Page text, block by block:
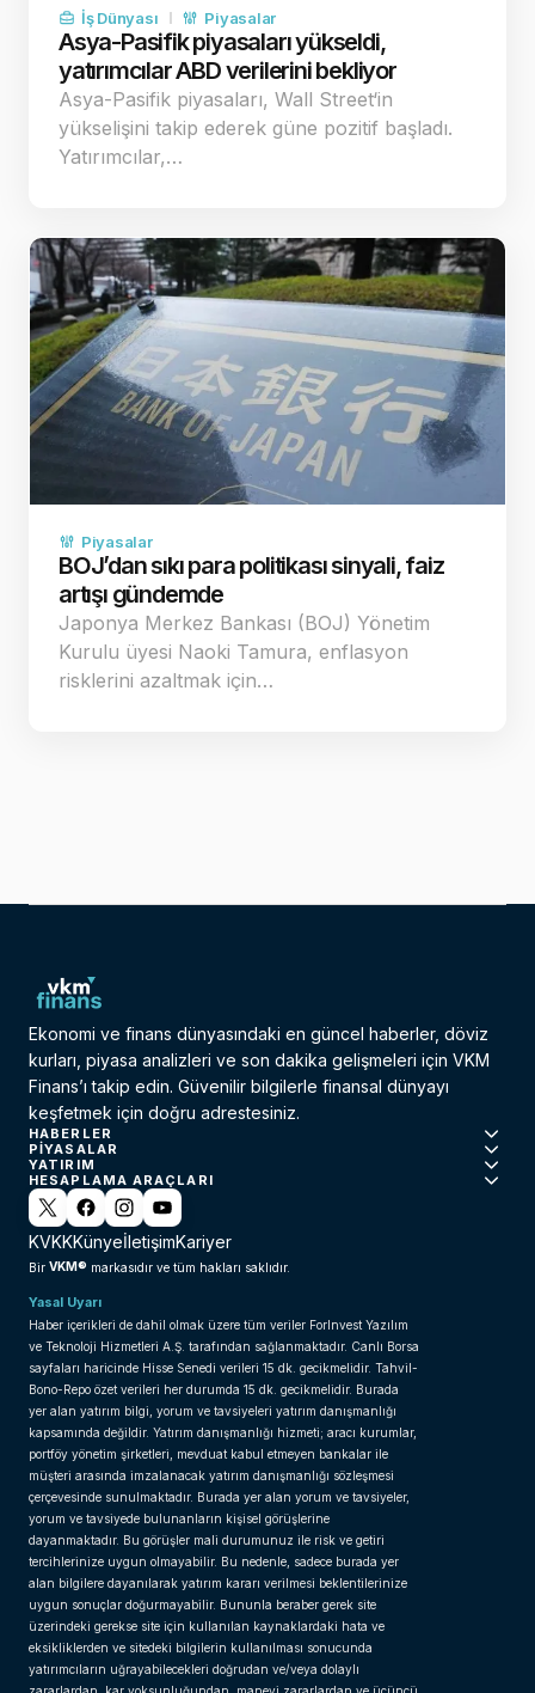
İş Dünyası Piyasalar
Asya-Pasifik piyasaları yükseldi,
yatırımcılar ABD verilerini bekliyor
Asya-Pasifik piyasaları, Wall Street‘in
yükselişini takip ederek güne pozitif başladı.
Yatırımcılar,…
Piyasalar
BOJ’dan sıkı para politikası sinyali, faiz
artışı gündemde
Japonya Merkez Bankası (BOJ) Yönetim
Kurulu üyesi Naoki Tamura, enflasyon
risklerini azaltmak için…
Ekonomi ve finans dünyasındaki en güncel haberler, döviz
kurları, piyasa analizleri ve son dakika gelişmeleri için VKM
Finans’ı takip edin. Güvenilir bilgilerle finansal dünyayı
keşfetmek için doğru adrestesiniz.
HABERLER
PIYASALAR
YATIRIM
HESAPLAMA ARAÇLARI
KVKKKünyeİletişimKariyer
Bir VKM® markasıdır ve tüm hakları saklıdır.
Yasal Uyarı
Haber içerikleri de dahil olmak üzere tüm veriler ForInvest Yazılım
ve Teknoloji Hizmetleri A.Ş. tarafından sağlanmaktadır. Canlı Borsa
sayfaları haricinde Hisse Senedi verileri 15 dk. gecikmelidir. Tahvil-
Bono-Repo özet verileri her durumda 15 dk. gecikmelidir. Burada
yer alan yatırım bilgi, yorum ve tavsiyeleri yatırım danışmanlığı
kapsamında değildir. Yatırım danışmanlığı hizmeti; aracı kurumlar,
portföy yönetim şirketleri, mevduat kabul etmeyen bankalar ile
müşteri arasında imzalanacak yatırım danışmanlığı sözleşmesi
çerçevesinde sunulmaktadır. Burada yer alan yorum ve tavsiyeler,
yorum ve tavsiyede bulunanların kişisel görüşlerine
dayanmaktadır. Bu görüşler mali durumunuz ile risk ve getiri
tercihlerinize uygun olmayabilir. Bu nedenle, sadece burada yer
alan bilgilere dayanılarak yatırım kararı verilmesi beklentilerinize
uygun sonuçlar doğurmayabilir. Bununla beraber gerek site
üzerindeki gerekse site için kullanılan kaynaklardaki hata ve
eksikliklerden ve sitedeki bilgilerin kullanılması sonucunda
yatırımcıların uğrayabilecekleri doğrudan ve/veya dolaylı